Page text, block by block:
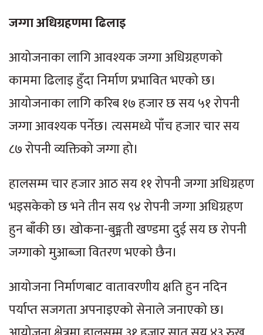
जग्गा अधिग्रहणमा ढिलाइ
आयोजनाका लागि आवश्यक जग्गा अधिग्रहणको
काममा ढिलाइ हुँदा निर्माण प्रभावित भएको छ।
आयोजनाका लागि करिब १७ हजार छ सय ५१ रोपनी
जग्गा आवश्यक पर्नेछ। त्यसमध्ये पाँच हजार चार सय
८७ रोपनी व्यक्तिको जग्गा हो।
हालसम्म चार हजार आठ सय ११ रोपनी जग्गा अधिग्रहण
भइसकेको छ भने तीन सय ९४ रोपनी जग्गा अधिग्रहण
हुन बाँकी छ। खोकना-बुङ्मती खण्डमा दुई सय छ रोपनी
जग्गाको मुआब्जा वितरण भएको छैन।
आयोजना निर्माणबाट वातावरणीय क्षति हुन नदिन
पर्याप्त सजगता अपनाइएको सेनाले जनाएको छ।